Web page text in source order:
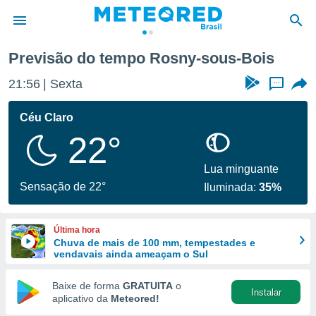
da
fornecidas
a este
das
e
forma
digital
Previsão do tempo Rosny-sous-Bois
21:56 Sexta ...
Céu Claro
22°
Sensação de 22°
Lua minguante
Iluminada:35%
Última hora
Chuva de mais de 100 mm, tempestades e
vendavais ainda ameaçam o Sul
Baixe de forma GRATUITA o
aplicativo da Meteored!
Instalar